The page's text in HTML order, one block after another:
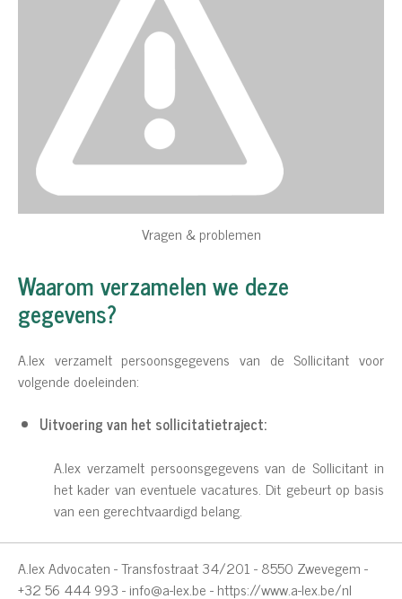
Vragen & problemen
Waarom verzamelen we deze
gegevens?
A.lex verzamelt persoonsgegevens van de Sollicitant voor
volgende doeleinden:
Uitvoering van het sollicitatietraject:
A.lex verzamelt persoonsgegevens van de Sollicitant in
het kader van eventuele vacatures. Dit gebeurt op basis
van een gerechtvaardigd belang.
A.lex Advocaten - Transfostraat 34/201 - 8550 Zwevegem -
+32 56 444 993 -info@a-lex.be-https://www.a-lex.be/nl